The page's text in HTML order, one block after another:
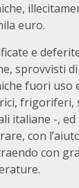
euro.
e
sprovvisti
fuori uso
italiane -,
con
con